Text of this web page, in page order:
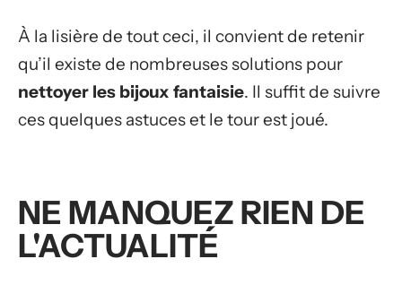
À la lisière de tout ceci, il convient de retenir
qu’il existe de nombreuses solutions pour
nettoyer les bijoux fantaisie. Il suffit de suivre
ces quelques astuces et le tour est joué.
NE MANQUEZ RIEN DE
L'ACTUALITÉ